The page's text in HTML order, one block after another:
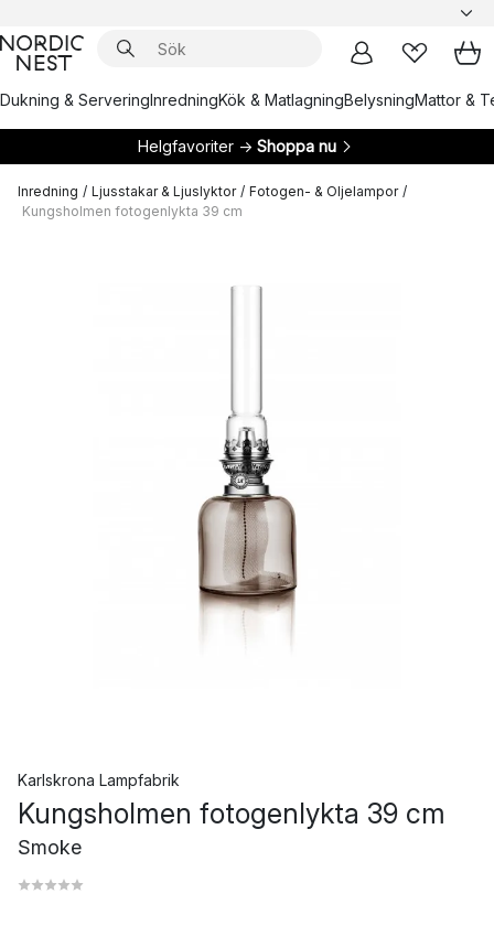
Dukning & ServeringInredningKök & MatlagningBelysningMattor &
Helgfavoriter → Shoppa nu
Inredning / Ljusstakar & Ljuslyktor / Fotogen- & Oljelampor /
Kungsholmen fotogenlykta 39 cm
Karlskrona Lampfabrik
Kungsholmen fotogenlykta 39 cm
Smoke